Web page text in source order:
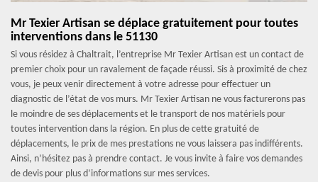
Mr Texier Artisan se déplace gratuitement pour toutes
interventions dans le 51130
Si vous résidez à Chaltrait, l’entreprise Mr Texier Artisan est un contact de
premier choix pour un ravalement de façade réussi. Sis à proximité de chez
vous, je peux venir directement à votre adresse pour effectuer un
diagnostic de l’état de vos murs. Mr Texier Artisan ne vous facturerons pas
le moindre de ses déplacements et le transport de nos matériels pour
toutes intervention dans la région. En plus de cette gratuité de
déplacements, le prix de mes prestations ne vous laissera pas indifférents.
Ainsi, n’hésitez pas à prendre contact. Je vous invite à faire vos demandes
de devis pour plus d’informations sur mes services.